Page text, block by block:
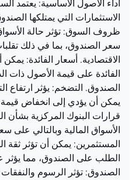
أداء الأصول الأساسية: يعتمد
الاستثمارات التي يمتلكها
ظروف السوق: تؤثر حالة
سعر الصندوق، بما في ذلك
الاقتصادية. أسعار الفائدة:
الفائدة على قيمة الأصول ذات
الصندوق. التضخم: يؤثر ارتفاع
يمكن أن يؤدي إلى انخفاض قيمة
قرارات البنوك المركزية بشأن
الأسواق المالية وبالتالي على
المستثمرين: يمكن أن تؤثر ثقة
الطلب على الصندوق، مما
الصندوق: تؤثر الرسوم